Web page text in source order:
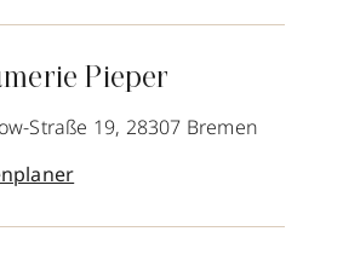
Pieper
Straße 19, 28307 Bremen